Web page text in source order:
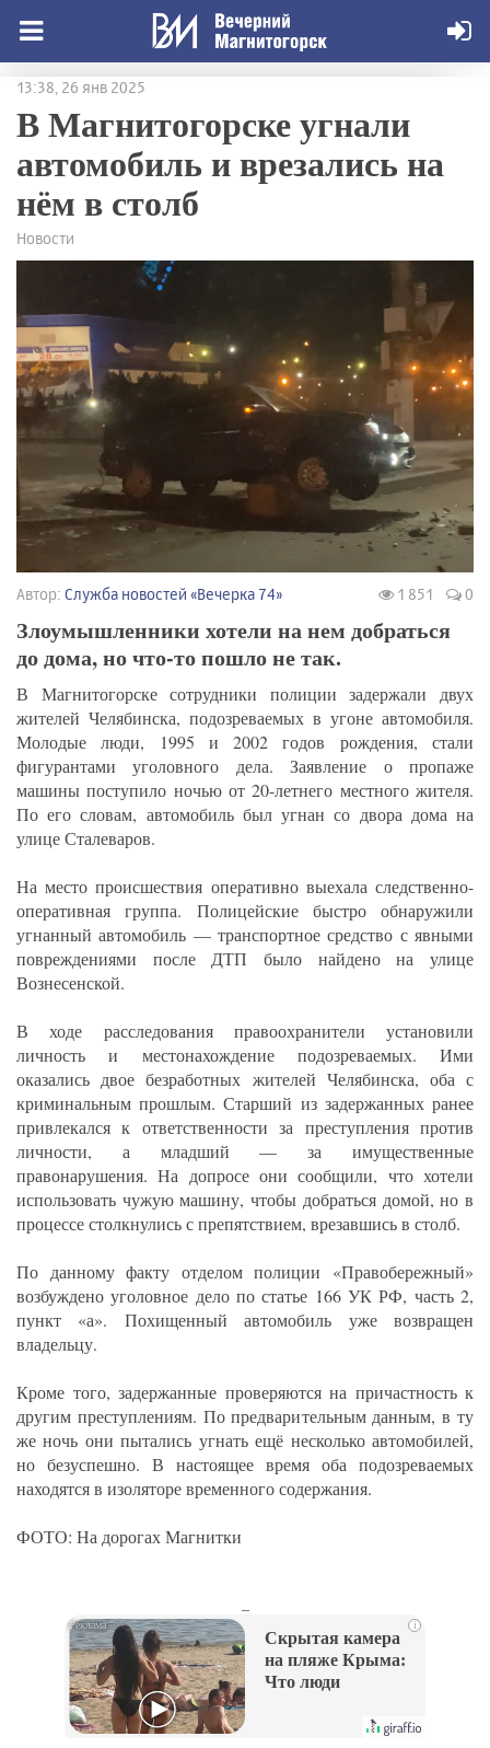
13:38, 26 янв 2025
В Магнитогорске угнали
автомобиль и врезались на
нём в столб
Новости
Автор: Служба новостей «Вечерка 74» 1 851 0
Злоумышленники хотели на нем добраться
до дома, но что-то пошло не так.
В Магнитогорске сотрудники полиции задержали двух
жителей Челябинска, подозреваемых в угоне автомобиля.
Молодые люди, 1995 и 2002 годов рождения, стали
фигурантами уголовного дела. Заявление о пропаже
машины поступило ночью от 20-летнего местного жителя.
По его словам, автомобиль был угнан со двора дома на
улице Сталеваров.
На место происшествия оперативно выехала следственно-
оперативная группа. Полицейские быстро обнаружили
угнанный автомобиль — транспортное средство с явными
повреждениями после ДТП было найдено на улице
Вознесенской.
В ходе расследования правоохранители установили
личность и местонахождение подозреваемых. Ими
оказались двое безработных жителей Челябинска, оба с
криминальным прошлым. Старший из задержанных ранее
привлекался к ответственности за преступления против
личности, а младший — за имущественные
правонарушения. На допросе они сообщили, что хотели
использовать чужую машину, чтобы добраться домой, но в
процессе столкнулись с препятствием, врезавшись в столб.
По данному факту отделом полиции «Правобережный»
возбуждено уголовное дело по статье 166 УК РФ, часть 2,
пункт «а». Похищенный автомобиль уже возвращен
владельцу.
Кроме того, задержанные проверяются на причастность к
другим преступлениям. По предварительным данным, в ту
же ночь они пытались угнать ещё несколько автомобилей,
но безуспешно. В настоящее время оба подозреваемых
находятся в изоляторе временного содержания.
ФОТО: На дорогах Магнитки
i
Скрытая камера
на пляже Крыма:
Что люди
их не видят...